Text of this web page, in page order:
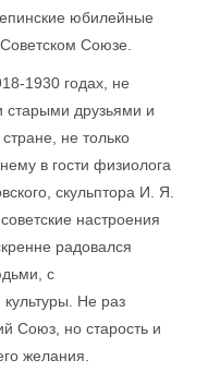
юбилейные
Союзе.
1930 годах, не
старыми друзьями и
не только
в гости физиолога
скульптора И. Я.
настроения
радовался
с
культуры. Не раз
Союз, но старость и
желания.